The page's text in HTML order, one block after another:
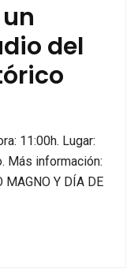
del
11:00h. Lugar:
Más información:
MAGNO Y DÍA DE